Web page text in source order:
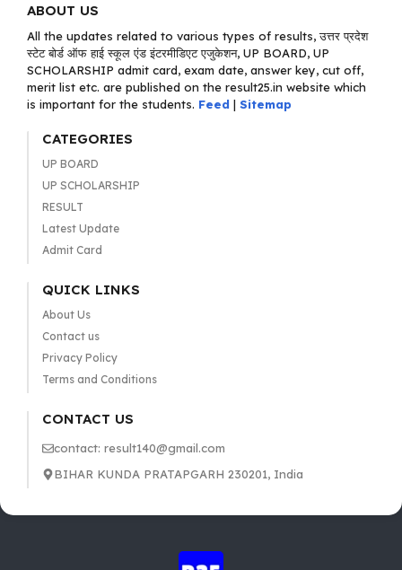
ABOUT US
All the updates related to various types of results, उत्तर प्रदेश
स्टेट बोर्ड ऑफ हाई स्कूल एंड इंटरमीडिएट एजुकेशन, UP BOARD, UP
SCHOLARSHIP admit card, exam date, answer key, cut off,
merit list etc. are published on the result25.in website which
is important for the students. Feed | Sitemap
CATEGORIES
UP BOARD
UP SCHOLARSHIP
RESULT
Latest Update
Admit Card
QUICK LINKS
About Us
Contact us
Privacy Policy
Terms and Conditions
CONTACT US
contact: result140@gmail.com
BIHAR KUNDA PRATAPGARH 230201, India